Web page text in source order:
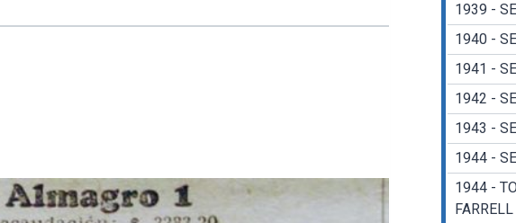
1939 -
1940 -
1941 -
1942 -
1943 -
1944 -
1944 -
FARRELL